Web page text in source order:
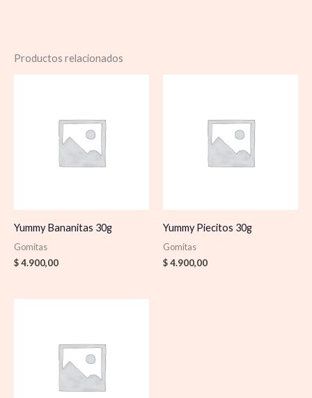
Productos relacionados
Yummy Bananitas 30g
Gomitas
$4.900,00
Yummy Piecitos 30g
Gomitas
$4.900,00